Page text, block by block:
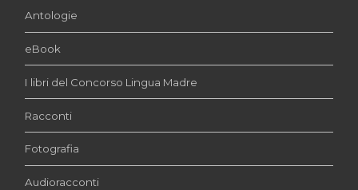
Antologie
eBook
I libri del Concorso Lingua Madre
Racconti
Fotografia
Audioracconti